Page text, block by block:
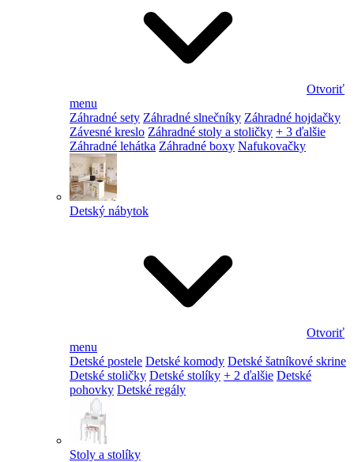
Otvoriť
menu
Záhradné sety Záhradné slnečníky Záhradné hojdačky
Závesné kreslo Záhradné stoly a stoličky + 3 ďalšie
Záhradné lehátka Záhradné boxy Nafukovačky
Detský nábytok
Otvoriť
menu
Detské postele Detské komody Detské šatníkové skrine
Detské stoličky Detské stolíky + 2 ďalšie Detské
pohovky Detské regály
Stoly a stolíky